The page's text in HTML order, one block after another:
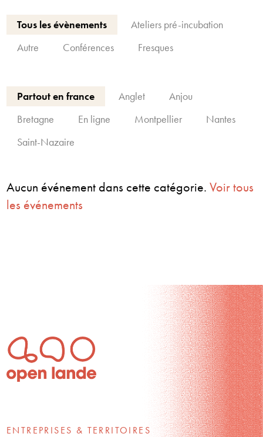
Tous les évènements
Ateliers pré-incubation
Autre
Conférences Fresques
Partout en france Anglet
Anjou
Bretagne
En ligne Montpellier
Nantes
Saint-Nazaire
Aucun événement dans cette catégorie. Voir tous
les événements
ENTREPRISES & TERRITOIRES